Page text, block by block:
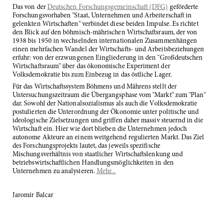
Das von der Deutschen Forschungsgemeinschaft (DFG) geförderte
Forschungsvorhaben "Staat, Unternehmen und Arbeiterschaft in
gelenkten Wirtschaften" verbindet diese beiden Impulse. Es richtet
den Blick auf den böhmisch-mährischen Wirtschaftsraum, der von
1938 bis 1950 in wechselnden internationalen Zusammenhängen
einen mehrfachen Wandel der Wirtschafts- und Arbeitsbeziehungen
erfuhr: von der erzwungenen Eingliederung in den "Großdeutschen
Wirtschaftsraum" über das ökonomische Experiment der
Volksdemokratie bis zum Einbezug in das östliche Lager.
Für das Wirtschaftssystem Böhmens und Mährens stellt der
Untersuchungszeitraum die Übergangsphase vom "Markt" zum "Plan"
dar. Sowohl der Nationalsozialismus als auch die Volksdemokratie
postulierten die Unterordnung der Ökonomie unter politische und
ideologische Zielsetzungen und griffen daher massiv steuernd in die
Wirtschaft ein. Hier wie dort blieben die Unternehmen jedoch
autonome Akteure an einem weitgehend regulierten Markt. Das Ziel
des Forschungsprojekts lautet, das jeweils spezifische
Mischungsverhältnis von staatlicher Wirtschaftslenkung und
betriebswirtschaftlichen Handlungsmöglichkeiten in den
Unternehmen zu analysieren. Mehr...
Jaromír Balcar